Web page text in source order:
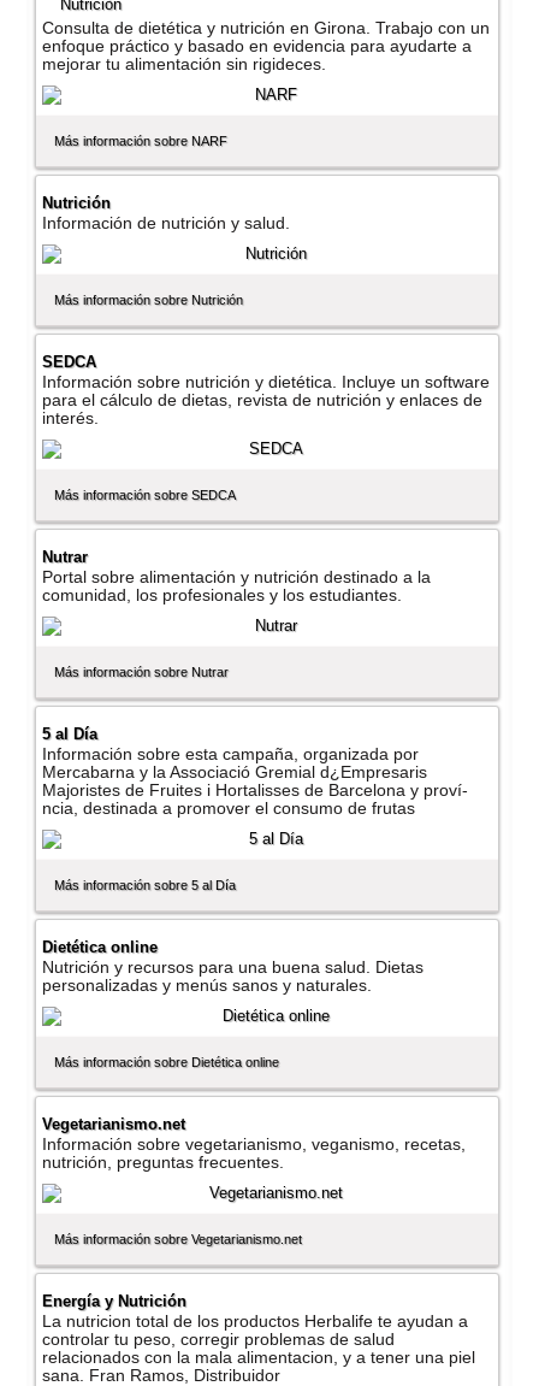
Nutrición
Consulta de dietética y nutrición en Girona. Trabajo con un
enfoque práctico y basado en evidencia para ayudarte a
mejorar tu alimentación sin rigideces.
Más información sobre NARF
Nutrición
Información de nutrición y salud.
Más información sobre Nutrición
SEDCA
Información sobre nutrición y dietética. Incluye un software
para el cálculo de dietas, revista de nutrición y enlaces de
interés.
Más información sobre SEDCA
Nutrar
Portal sobre alimentación y nutrición destinado a la
comunidad, los profesionales y los estudiantes.
Más información sobre Nutrar
5 al Dí­a
Información sobre esta campaña, organizada por
Mercabarna y la Associació Gremial d¿Empresaris
Majoristes de Fruites i Hortalisses de Barcelona y proví­
ncia, destinada a promover el consumo de frutas
Más información sobre 5 al Dí­a
Dietética online
Nutrición y recursos para una buena salud. Dietas
personalizadas y menús sanos y naturales.
Más información sobre Dietética online
Vegetarianismo.net
Información sobre vegetarianismo, veganismo, recetas,
nutrición, preguntas frecuentes.
Más información sobre Vegetarianismo.net
Energí­a y Nutrición
La nutricion total de los productos Herbalife te ayudan a
controlar tu peso, corregir problemas de salud
relacionados con la mala alimentacion, y a tener una piel
sana. Fran Ramos, Distribuidor